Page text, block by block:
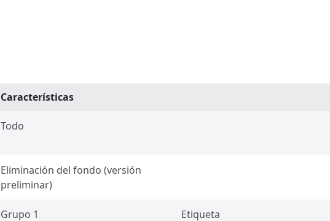
Características
Todo
Eliminación del fondo (versión
preliminar)
Grupo 1
Etiqueta